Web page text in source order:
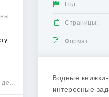
Год:
Страницы:
Формат:
Водные книжки-
интересные